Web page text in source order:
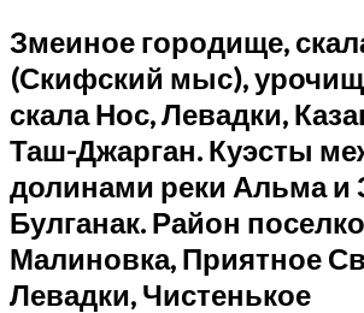
Змеиное городище,
(Скифский мыс),
скала Нос, Левадки,
Таш-Джарган. Куэсты
долинами реки Альма и
Булганак. Район
Малиновка, Приятное
Левадки, Чистенькое